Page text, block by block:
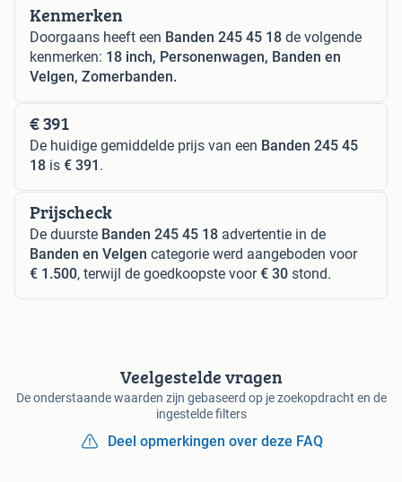
Kenmerken
Doorgaans heeft een Banden 245 45 18 de volgende
kenmerken: 18 inch, Personenwagen, Banden en
Velgen, Zomerbanden.
€ 391
De huidige gemiddelde prijs van een Banden 245 45
18 is € 391 .
Prijscheck
De duurste Banden 245 45 18 advertentie in de
Banden en Velgen categorie werd aangeboden voor
€ 1.500, terwijl de goedkoopste voor€ 30 stond.
Veelgestelde vragen
De onderstaande waarden zijn gebaseerd op je zoekopdracht en de
ingestelde filters
Deel opmerkingen over deze FAQ